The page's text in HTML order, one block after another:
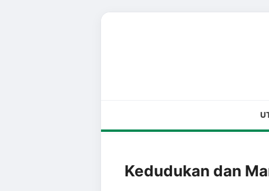
Kedudukan dan